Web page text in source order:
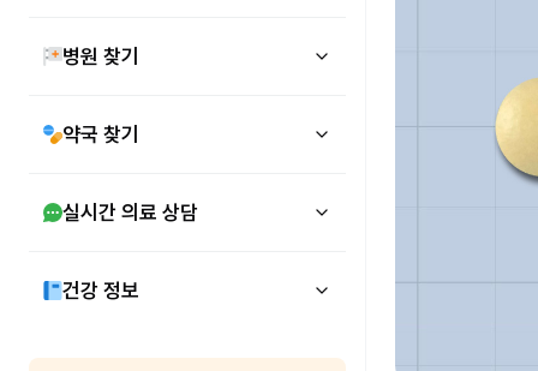
병원 찾기
약국 찾기
실시간 의료 상담
건강 정보